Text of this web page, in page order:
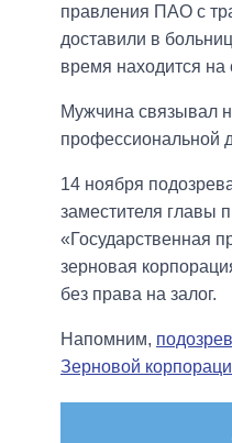
правления ПАО с
доставили в
время находится на
Мужчина связывал
профессиональной
14 ноября
заместителя главы
«Государственная
зерновая
без права на залог.
Напомним,
Зерновой